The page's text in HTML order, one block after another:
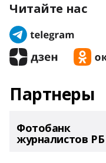
Читайте нас
Партнеры
Фотобанк
журналистов РБ